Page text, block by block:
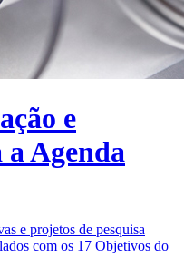
e
Agenda
e projetos de pesquisa
com os 17 Objetivos do